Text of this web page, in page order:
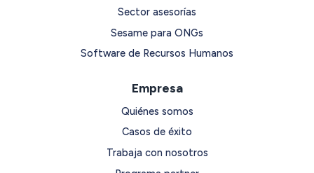
Sector asesorías
Sesame para ONGs
Software de Recursos Humanos
Empresa
Quiénes somos
Casos de éxito
Trabaja con nosotros